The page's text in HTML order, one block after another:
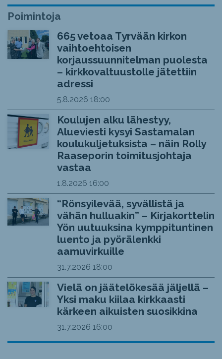
Poimintoja
665 vetoaa Tyrvään kirkon
vaihtoehtoisen
korjaussuunnitelman puolesta
– kirkkovaltuustolle jätettiin
adressi
5.8.2026 18:00
Koulujen alku lähestyy,
Alueviesti kysyi Sastamalan
koulukuljetuksista – näin Rolly
Raaseporin toimitusjohtaja
vastaa
1.8.2026 16:00
“Rönsyilevää, syvällistä ja
vähän hulluakin” – Kirjakorttelin
Yön uutuuksina kymppituntinen
luento ja pyörälenkki
aamuvirkuille
31.7.2026 18:00
Vielä on jäätelökesää jäljellä –
Yksi maku kiilaa kirkkaasti
kärkeen aikuisten suosikkina
31.7.2026 16:00